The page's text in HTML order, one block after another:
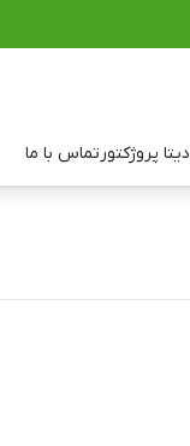
دیتا پروژکتورتماس با ما